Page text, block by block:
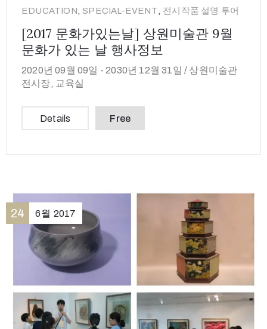
EDUCATION,SPECIAL-EVENT, 전시작품 설명 투어
[2017 문화가있는날] 상원미술관 9월
문화가 있는 날 행사정보
2020년 09월 09일 - 2030년 12월 31일 / 상원미술관
전시장, 교육실
Details Free
24 6월 2017